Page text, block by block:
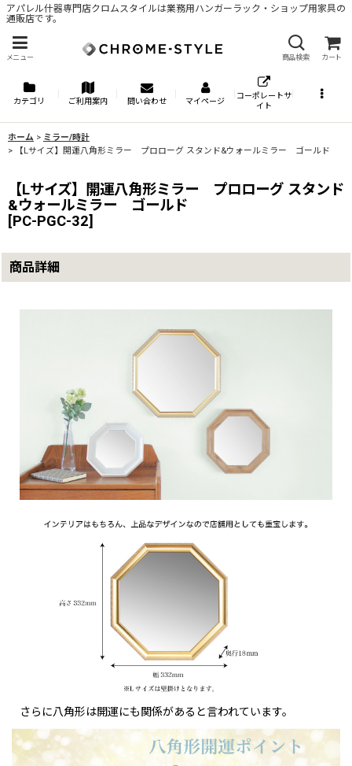
アパレル什器専門店クロムスタイルは業務用ハンガーラック・ショップ用家具の
通販店です。
メニュー 商品検索 カート
カテゴリ ご利用案内 問い合わせ マイページ
コーポレートサ
イト
ホーム > ミラー/時計
>
【Lサイズ】開運八角形ミラー プロローグ スタンド&ウォールミラー ゴールド
【Lサイズ】開運八角形ミラー プロローグ スタンド
&ウォールミラー ゴールド
[PC-PGC-32]
商品詳細
さらに八角形は開運にも関係があると言われています。